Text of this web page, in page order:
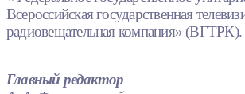
Всероссийская государственная
радиовещательная компания» (ВГТРК).
Главный редактор